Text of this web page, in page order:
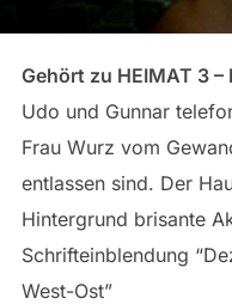
Gehört zu HEIMAT 3 –
Udo und Gunnar
Frau Wurz vom
entlassen sind. Der
Hintergrund brisante
Schrifteinblendung
West-Ost”